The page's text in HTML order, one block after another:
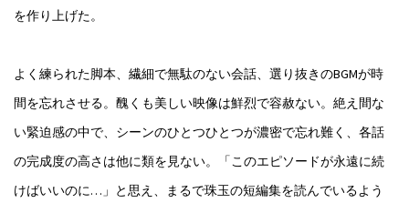
を作り上げた。
よく練られた脚本、繊細で無駄のない会話、選り抜きのBGMが時
間を忘れさせる。醜くも美しい映像は鮮烈で容赦ない。絶え間な
い緊迫感の中で、シーンのひとつひとつが濃密で忘れ難く、各話
の完成度の高さは他に類を見ない。「このエピソードが永遠に続
けばいいのに…」と思え、まるで珠玉の短編集を読んでいるよう